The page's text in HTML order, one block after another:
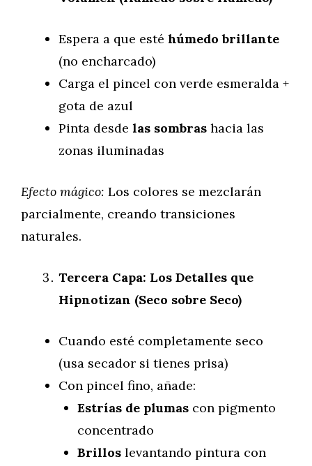
Espera a que esté húmedo brillante
(no encharcado)
Carga el pincel con verde esmeralda +
gota de azul
Pinta desde las sombras hacia las
zonas iluminadas
Efecto mágico: Los colores se mezclarán
parcialmente, creando transiciones
naturales.
Tercera Capa: Los Detalles que
Hipnotizan (Seco sobre Seco)
Cuando esté completamente seco
(usa secador si tienes prisa)
Con pincel fino, añade:
Estrías de plumas con pigmento
concentrado
Brillos levantando pintura con